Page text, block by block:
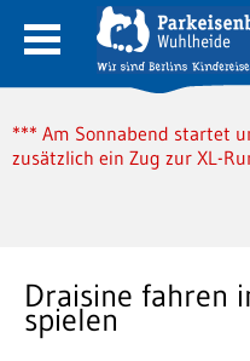
*** Am Sonnabend startet
zusätzlich ein Zug zur XL-
Draisine fahren
spielen